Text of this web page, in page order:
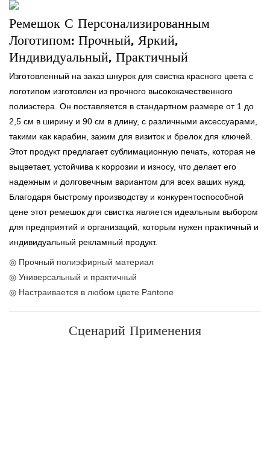
Ремешок С Персонализированным
Логотипом: Прочный, Яркий,
Индивидуальный, Практичный
Изготовленный на заказ шнурок для свистка красного цвета с
логотипом изготовлен из прочного высококачественного
полиэстера. Он поставляется в стандартном размере от 1 до
2,5 см в ширину и 90 см в длину, с различными аксессуарами,
такими как карабин, зажим для визиток и брелок для ключей.
Этот продукт предлагает сублимационную печать, которая не
выцветает, устойчива к коррозии и износу, что делает его
надежным и долговечным вариантом для всех ваших нужд.
Благодаря быстрому производству и конкурентоспособной
цене этот ремешок для свистка является идеальным выбором
для предприятий и организаций, которым нужен практичный и
индивидуальный рекламный продукт.
◎ Прочный полиэфирный материал
◎ Универсальный и практичный
◎ Настраивается в любом цвете Pantone
Сценарий Применения